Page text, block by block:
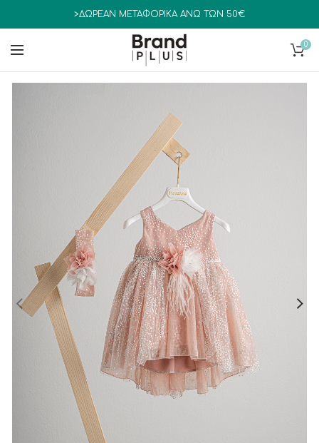
>ΔΩΡΕΑΝ ΜΕΤΑΦΟΡΙΚΑ ΑΝΩ ΤΩΝ 50€
0